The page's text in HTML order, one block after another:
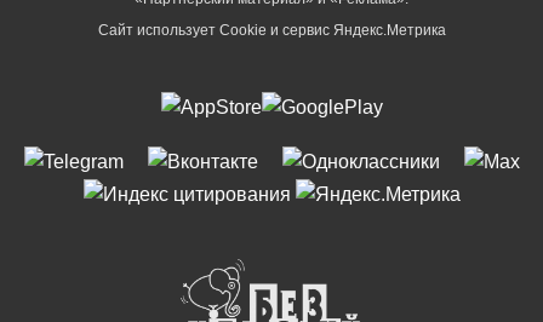
Сайт использует Cookie и сервиc Яндекс.Метрика